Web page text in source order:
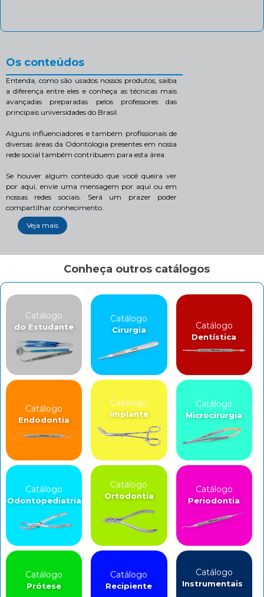
Os conteúdos
Entenda, como são usados nossos produtos, saiba
a diferença entre eles e conheça as técnicas mais
avançadas preparadas pelos professores das
principais universidades do Brasil.
Alguns influenciadores e também profissionais de
diversas áreas da Odontologia presentes em nossa
rede social também contribuem para esta área.
Se houver algum conteúdo que você queira ver
por aqui, envie uma mensagem por aqui ou em
nossas redes sociais. Será um prazer poder
compartilhar conhecimento.
Veja mais
Conheça outros catálogos
Catálogo
do Estudante
Catálogo
Cirurgia Catálogo
Dentística
Catálogo
Endodontia
Catálogo
Implante
Catálogo
Microcirurgia
Catálogo
Odontopediatria
Catálogo
Ortodontia
Catálogo
Periodontia
Catálogo
Prótese
Catálogo
Recipiente
Catálogo
Instrumentais